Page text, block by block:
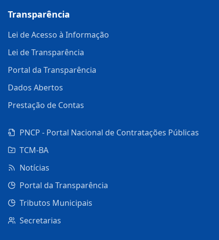
Transparência
Lei de Acesso à Informação
Lei de Transparência
Portal da Transparência
Dados Abertos
Prestação de Contas
PNCP - Portal Nacional de Contratações Públicas
TCM-BA
Notícias
Portal da Transparência
Tributos Municipais
Secretarias